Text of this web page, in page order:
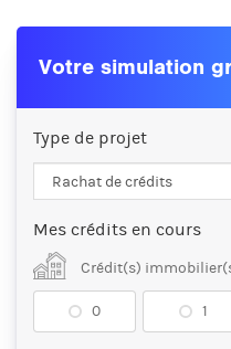
Votre simulation
Type de projet
Mes crédits en cours
Crédit(s)
0 1